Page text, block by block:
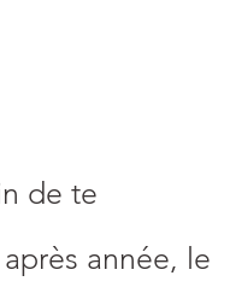
de te
année, le